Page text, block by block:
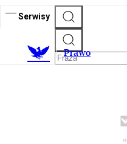
Serwisy
Prawo